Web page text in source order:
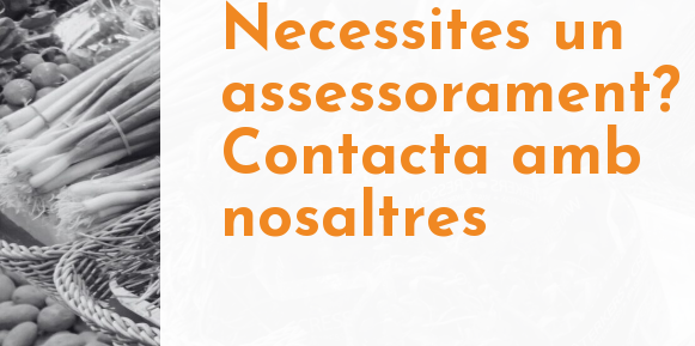
Necessites un
assessorament?
Contacta amb
nosaltres